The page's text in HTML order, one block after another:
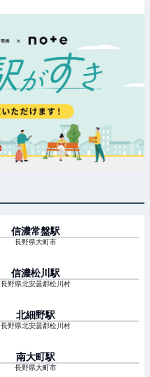
信濃常盤駅
長野県大町市
信濃松川 駅
長野県北安曇郡松川村
北細野駅
長野県北安曇郡松川村
南大町駅
長野県大町市